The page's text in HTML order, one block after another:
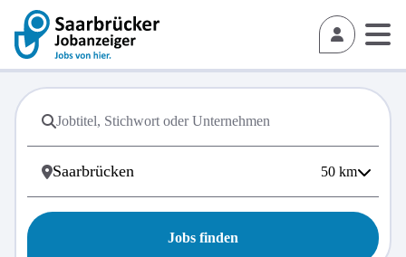
50 km
Jobs finden